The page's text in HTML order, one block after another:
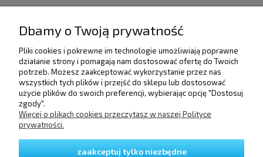
POMOC
DOSTAWA I PŁATNOŚCI
Dbamy o Twoją prywatność
Pliki cookies i pokrewne im technologie umożliwiają poprawne
działanie strony i pomagają nam dostosować ofertę do Twoich
potrzeb. Możesz zaakceptować wykorzystanie przez nas
wszystkich tych plików i przejść do sklepu lub dostosować
użycie plików do swoich preferencji, wybierając opcję "Dostosuj
zgody".
Więcej o plikach cookies przeczytasz w naszej Polityce
prywatności.
zaakceptuj tylko niezbędne